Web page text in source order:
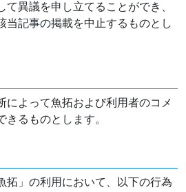
異議を申し立てることができ、
当記事の掲載を中止するものとし
によって魚拓および利用者のコメ
きるものとします。
拓」の利用において、以下の行為